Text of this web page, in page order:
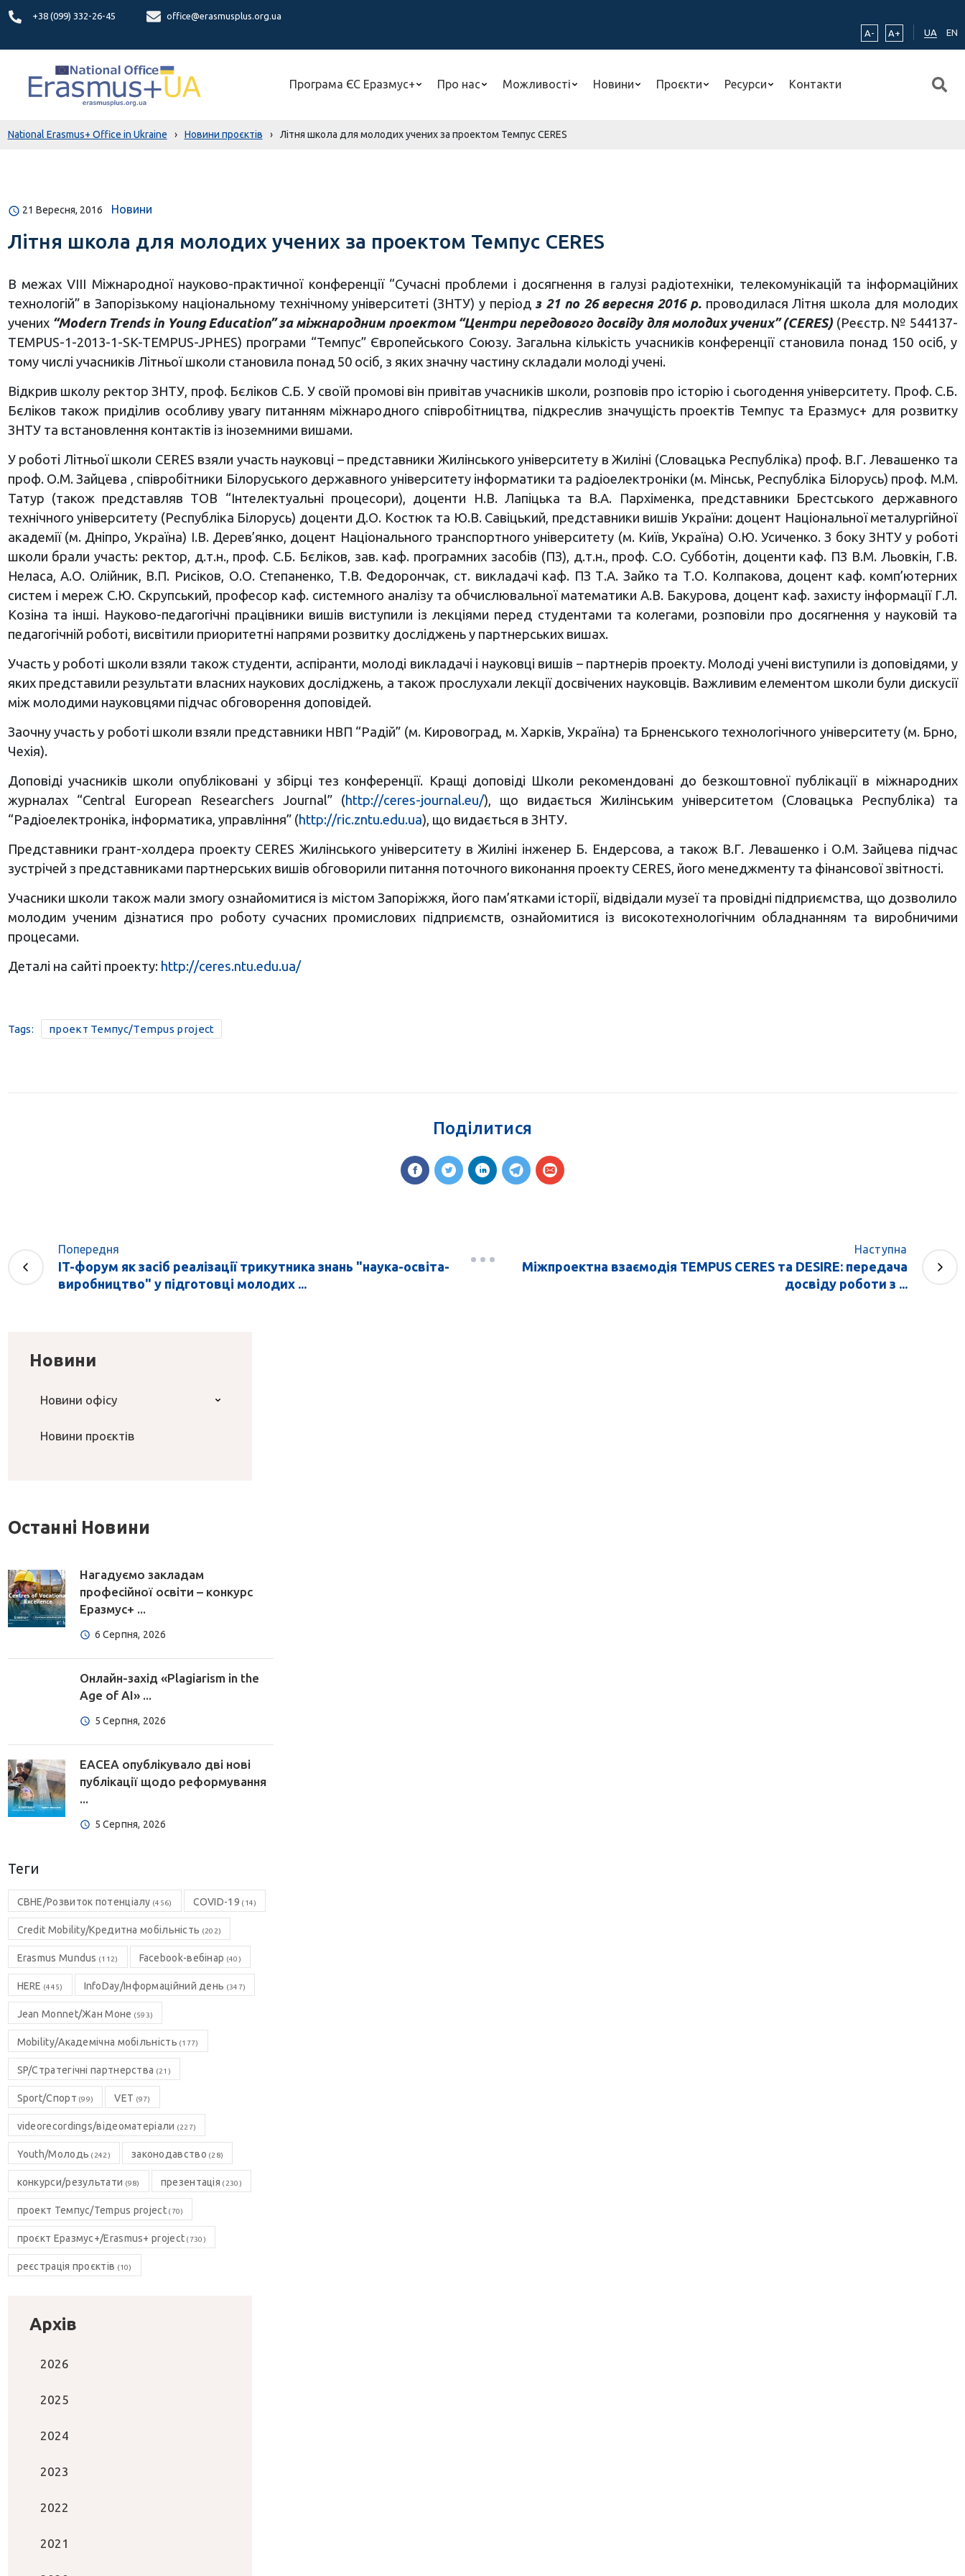
+38 (099) 332-26-45
office@erasmusplus.org.ua
A-
A+ UA EN
Програма ЄС Еразмус+ Про нас Можливості Новини Проєкти Ресурси Контакти
National Erasmus+ Office in Ukraine › Новини проєктів › Літня школа для молодих учених за проектом Темпус CERES
21 Вересня, 2016 Новини
Літня школа для молодих учених за проектом Темпус CERES
В межах VІІІ Міжнародної науково-практичної конференції “Сучасні проблеми і досягнення в галузі радіотехніки, телекомунікацій та інформаційних
технологій” в Запорізькому національному технічному університеті (ЗНТУ) у період з 21 по 26 вересня 2016 р.проводилася Літня школа для молодих
учених “Modern Trends in Young Education” за міжнародним проектом “Центри передового досвіду для молодих учених” (CERES) (Реєстр. № 544137-
TEMPUS-1-2013-1-SK-TEMPUS-JPHES) програми “Темпус” Європейського Союзу. Загальна кількість учасників конференції становила понад 150 осіб, у
тому числі учасників Літньої школи становила понад 50 осіб, з яких значну частину складали молоді учені.
Відкрив школу ректор ЗНТУ, проф. Бєліков С.Б. У своїй промові він привітав учасників школи, розповів про історію і сьогодення університету. Проф. С.Б.
Бєліков також приділив особливу увагу питанням міжнародного співробітництва, підкреслив значущість проектів Темпус та Еразмус+ для розвитку
ЗНТУ та встановлення контактів із іноземними вишами.
У роботі Літньої школи CERES взяли участь науковці – представники Жилінського університету в Жиліні (Словацька Республіка) проф. В.Г. Левашенко та
проф. О.М. Зайцева , співробітники Білоруського державного університету інформатики та радіоелектроніки (м. Мінськ, Республіка Білорусь) проф. М.М.
Татур (також представляв ТОВ “Інтелектуальні процесори), доценти Н.В. Лапіцька та В.А. Пархіменка, представники Брестського державного
технічного університету (Республіка Білорусь) доценти Д.О. Костюк та Ю.В. Савіцький, представники вишів України: доцент Національної металургійної
академії (м. Дніпро, Україна) І.В. Дерев’янко, доцент Національного транспортного університету (м. Київ, Україна) О.Ю. Усиченко. З боку ЗНТУ у роботі
школи брали участь: ректор, д.т.н., проф. С.Б. Бєліков, зав. каф. програмних засобів (ПЗ), д.т.н., проф. С.О. Субботін, доценти каф. ПЗ В.М. Льовкін, Г.В.
Неласа, А.О. Олійник, В.П. Рисіков, О.О. Степаненко, Т.В. Федорончак, ст. викладачі каф. ПЗ Т.А. Зайко та Т.О. Колпакова, доцент каф. комп’ютерних
систем і мереж С.Ю. Скрупський, професор каф. системного аналізу та обчислювальної математики А.В. Бакурова, доцент каф. захисту інформації Г.Л.
Козіна та інші. Науково-педагогічні працівники вишів виступили із лекціями перед студентами та колегами, розповіли про досягнення у науковій та
педагогічній роботі, висвітили приоритетні напрями розвитку досліджень у партнерських вишах.
Участь у роботі школи взяли також студенти, аспіранти, молоді викладачі і науковці вишів – партнерів проекту. Молоді учені виступили із доповідями, у
яких представили результати власних наукових досліджень, а також прослухали лекції досвічених науковців. Важливим елементом школи були дискусії
між молодими науковцями підчас обговорення доповідей.
Заочну участь у роботі школи взяли представники НВП “Радій” (м. Кировоград, м. Харків, Україна) та Брненського технологічного університету (м. Брно,
Чехія).
Доповіді учасників школи опубліковані у збірці тез конференції. Кращі доповіді Школи рекомендовані до безкоштовної публікації в міжнародних
журналах “Central European Researchers Journal” (http://ceres-journal.eu/), що видається Жилінським університетом (Словацька Республіка) та
“Радіоелектроніка, інформатика, управління” (http://ric.zntu.edu.ua), що видається в ЗНТУ.
Представники грант-холдера проекту CERES Жилінського університету в Жиліні інженер Б. Ендерсова, а також В.Г. Левашенко і О.М. Зайцева підчас
зустрічей з представниками партнерських вишів обговорили питання поточного виконання проекту CERES, його менеджменту та фінансової звітності.
Учасники школи також мали змогу ознайомитися із містом Запоріжжя, його пам’ятками історії, відвідали музеї та провідні підприємства, що дозволило
молодим ученим дізнатися про роботу сучасних промислових підприємств, ознайомитися із високотехнологічним обладнанням та виробничими
процесами.
Деталі на сайті проекту: http://ceres.ntu.edu.ua/
Tags: проект Темпус/Tempus project
Поділитися
Попередня
IT-форум як засіб реалізації трикутника знань "наука-освіта-
виробництво" у підготовці молодих ...
Наступна
Міжпроектна взаємодія TEMPUS CERES та DESIRE: передача
досвіду роботи з ...
Новини
Новини офісу
Новини проєктів
Останні Новини
Нагадуємо закладам
професійної освіти – конкурс
Еразмус+ ...
6 Серпня, 2026
Онлайн-захід «Plagiarism in the
Age of AI» ...
5 Серпня, 2026
EACEA опублікувало дві нові
публікації щодо реформування
...
5 Серпня, 2026
Теги
CBHE/Розвиток потенціалу (456) COVID-19 (14)
Credit Mobility/Кредитна мобільність (202)
Erasmus Mundus (112) Facebook-вебінар (40)
HERE (445) InfoDay/Інформаційний день (347)
Jean Monnet/Жан Моне (593)
Mobility/Академічна мобільність (177)
SP/Стратегічні партнерства (21)
Sport/Спорт (99) VET (97)
videorecordings/відеоматеріали (227)
Youth/Молодь (242) законодавство (28)
конкурси/результати (98) презентація (230)
проект Темпус/Tempus project(70)
проєкт Еразмус+/Erasmus+ project (730)
реєстрація проєктів (10)
Архів
2026
2025
2024
2023
2022
2021